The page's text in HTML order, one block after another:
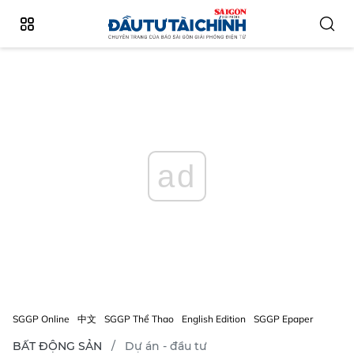
ad
SGGP Online 中文 SGGP Thể Thao English Edition SGGP Epaper
BẤT ĐỘNG SẢN Dự án - đầu tư